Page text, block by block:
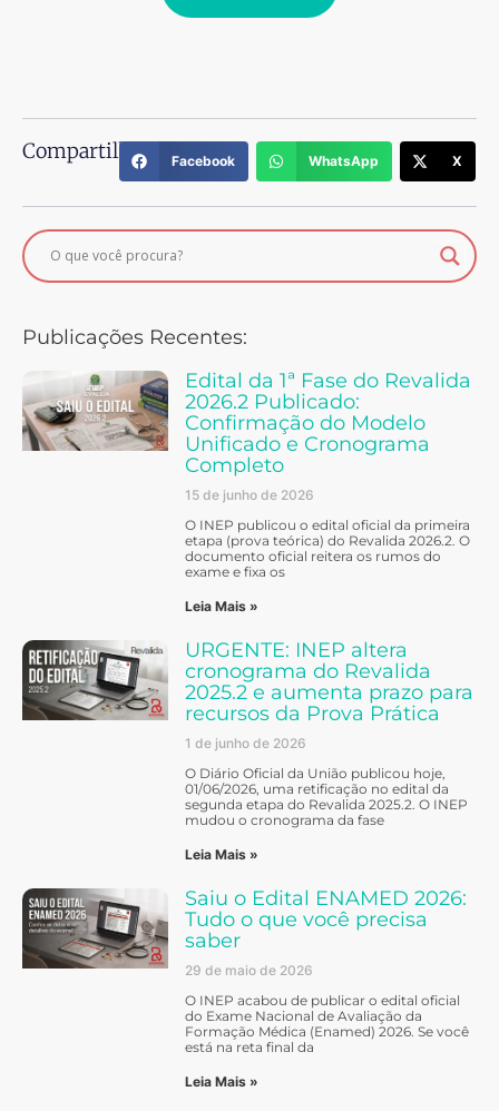
Compartilhe: Facebook WhatsApp X
Publicações Recentes:
Edital da 1ª Fase do Revalida
2026.2 Publicado:
Confirmação do Modelo
Unificado e Cronograma
Completo
15 de junho de 2026
O INEP publicou o edital oficial da primeira
etapa (prova teórica) do Revalida 2026.2. O
documento oficial reitera os rumos do
exame e fixa os
Leia Mais »
URGENTE: INEP altera
cronograma do Revalida
2025.2 e aumenta prazo para
recursos da Prova Prática
1 de junho de 2026
O Diário Oficial da União publicou hoje,
01/06/2026, uma retificação no edital da
segunda etapa do Revalida 2025.2. O INEP
mudou o cronograma da fase
Leia Mais »
Saiu o Edital ENAMED 2026:
Tudo o que você precisa
saber
29 de maio de 2026
O INEP acabou de publicar o edital oficial
do Exame Nacional de Avaliação da
Formação Médica (Enamed) 2026. Se você
está na reta final da
Leia Mais »